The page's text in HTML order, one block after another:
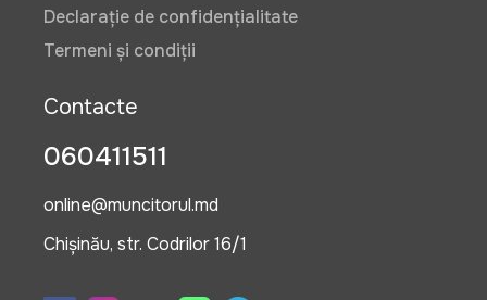
Declarație de confidențialitate
Termeni și condiții
Contacte
060411511
online@muncitorul.md
Chișinău, str. Codrilor 16/1